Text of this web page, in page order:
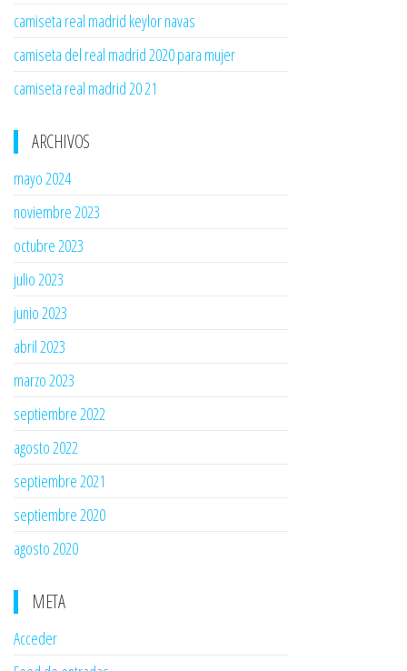
camiseta real madrid keylor navas
camiseta del real madrid 2020 para mujer
camiseta real madrid 20 21
ARCHIVOS
mayo 2024
noviembre 2023
octubre 2023
julio 2023
junio 2023
abril 2023
marzo 2023
septiembre 2022
agosto 2022
septiembre 2021
septiembre 2020
agosto 2020
META
Acceder